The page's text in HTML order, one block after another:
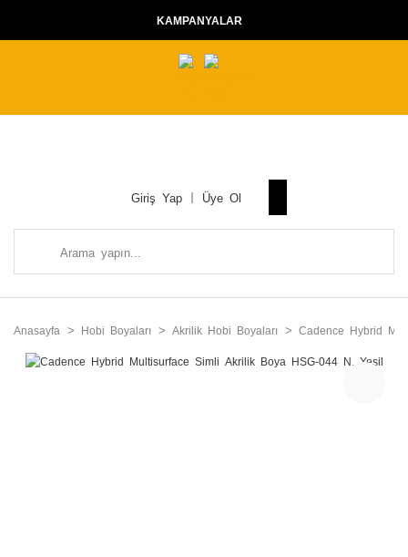
KAMPANYALAR
Giriş Yap Üye Ol
Anasayfa Hobi Boyaları Akrilik Hobi Boyaları Cadence Hybrid